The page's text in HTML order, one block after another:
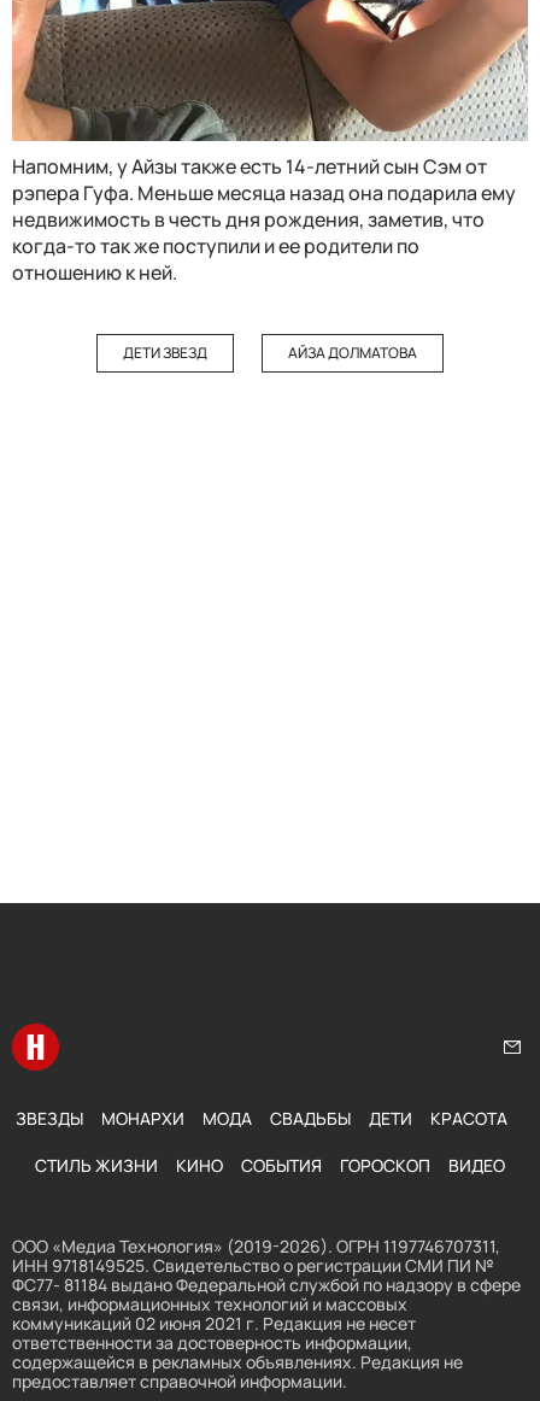
Напомним, у Айзы также есть 14-летний сын Сэм от
рэпера Гуфа. Меньше месяца назад она подарила ему
недвижимость в честь дня рождения, заметив, что
когда-то так же поступили и ее родители по
отношению к ней.
ДЕТИ ЗВЕЗД АЙЗА ДОЛМАТОВА
Перейти на главную
ЗВЕЗДЫ МОНАРХИ МОДА СВАДЬБЫ ДЕТИ КРАСОТА
СТИЛЬ ЖИЗНИ КИНО СОБЫТИЯ ГОРОСКОП ВИДЕО
ООО «Медиа Технология» (2019-2026). ОГРН 1197746707311,
ИНН 9718149525. Свидетельство о регистрации СМИ ПИ №
ФС77- 81184 выдано Федеральной службой по надзору в сфере
связи, информационных технологий и массовых
коммуникаций 02 июня 2021 г. Редакция не несет
ответственности за достоверность информации,
содержащейся в рекламных объявлениях. Редакция не
предоставляет справочной информации.